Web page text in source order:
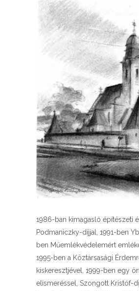
1986-ban kimagasló építészeti
Podmaniczky-díjjal, 1991-ben
ben Műemlékvédelemért
1995-ben a Köztársasági
kiskeresztjével, 1999-ben egy
elismeréssel, Szongott Kristóf-